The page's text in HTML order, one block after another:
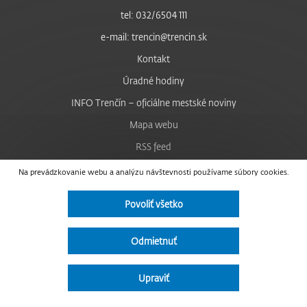
Na prevádzkovanie webu a analýzu návštevnosti používame súbory cookies.
Povoliť všetko
Odmietnuť
Upraviť
tel: 032/6504 111
e-mail: trencin@trencin.sk
Kontakt
Úradné hodiny
INFO Trenčín – oficiálne mestské noviny
Mapa webu
RSS feed
Nastavenie cookies
Facebook
Instagram
Vyhlásenie o prístupnosti